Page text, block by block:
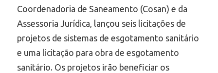
Coordenadoria de Saneamento (Cosan) e da
Assessoria Jurídica, lançou seis licitações de
projetos de sistemas de esgotamento sanitário
e uma licitação para obra de esgotamento
sanitário. Os projetos irão beneficiar os